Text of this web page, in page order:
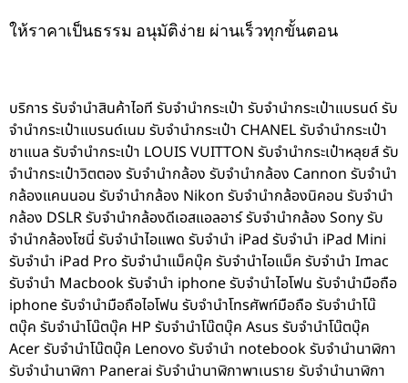
ให้ราคาเป็นธรรม อนุมัติง่าย ผ่านเร็วทุกขั้นตอน
บริการ รับจำนำสินค้าไอที รับจำนำกระเป๋า รับจำนำกระเป๋าแบรนด์ รับ
จำนำกระเป๋าแบรนด์เนม รับจำนำกระเป๋า CHANEL รับจำนำกระเป๋า
ชาแนล รับจำนำกระเป๋า LOUIS VUITTON รับจำนำกระเป๋าหลุยส์ รับ
จำนำกระเป๋าวิตตอง รับจำนำกล้อง รับจำนำกล้อง Cannon รับจำนำ
กล้องแคนนอน รับจำนำกล้อง Nikon รับจำนำกล้องนิคอน รับจำนำ
กล้อง DSLR รับจำนำกล้องดีเอสแอลอาร์ รับจำนำกล้อง Sony รับ
จำนำกล้องโซนี่ รับจำนำไอแพด รับจำนำ iPad รับจำนำ iPad Mini
รับจำนำ iPad Pro รับจำนำแม็คบุ๊ค รับจำนำไอแม็ค รับจำนำ Imac
รับจำนำ Macbook รับจำนำ iphone รับจำนำไอโฟน รับจำนำมือถือ
iphone รับจำนำมือถือไอโฟน รับจำนำโทรศัพท์มือถือ รับจำนำโน๊
ตบุ๊ค รับจำนำโน๊ตบุ๊ค HP รับจำนำโน๊ตบุ๊ค Asus รับจำนำโน๊ตบุ๊ค
Acer รับจำนำโน๊ตบุ๊ค Lenovo รับจำนำ notebook รับจำนำนาฬิกา
รับจำนำนาฬิกา Panerai รับจำนำนาฬิกาพาเนราย รับจำนำนาฬิกา